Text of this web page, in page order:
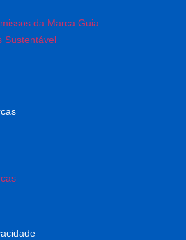
da Marca Guia
Sustentável